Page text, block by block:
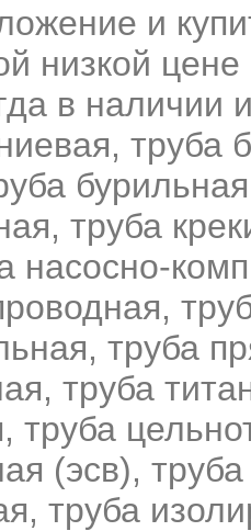
и
низкой
в наличии
, труба
бурильная
, труба
насосно-
,
, труба
, труба
, труба
(эсв),
, труба